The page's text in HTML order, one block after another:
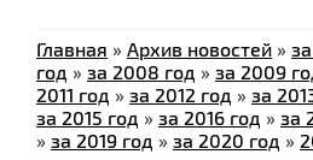
Главная » Архив новостей »
год » за 2008 год » за 2009
2011 год » за 2012 год » за
за 2015 год » за 2016 год » за
» за 2019 год » за 2020 год »